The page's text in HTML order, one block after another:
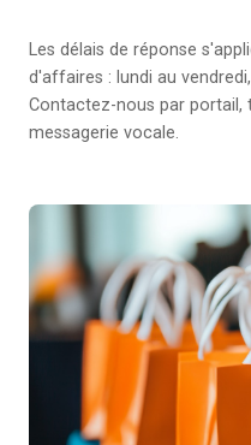
Les délais de réponse
d'affaires : lundi au
Contactez-nous par portail,
messagerie vocale.